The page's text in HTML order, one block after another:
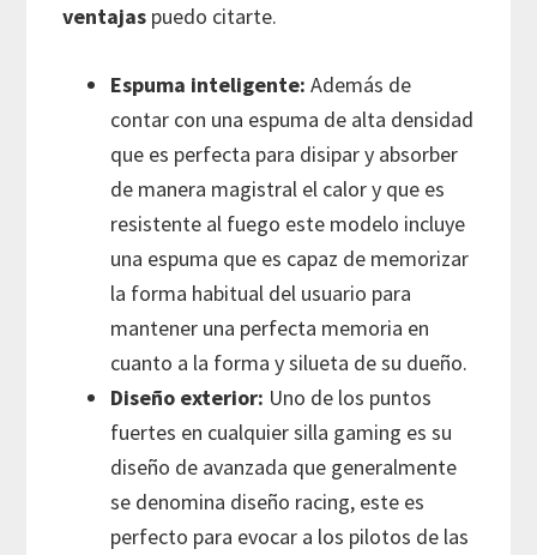
ventajas puedo citarte.
Espuma inteligente:Además de
contar con una espuma de alta densidad
que es perfecta para disipar y absorber
de manera magistral el calor y que es
resistente al fuego este modelo incluye
una espuma que es capaz de memorizar
la forma habitual del usuario para
mantener una perfecta memoria en
cuanto a la forma y silueta de su dueño.
Diseño exterior: Uno de los puntos
fuertes en cualquier silla gaming es su
diseño de avanzada que generalmente
se denomina diseño racing, este es
perfecto para evocar a los pilotos de las